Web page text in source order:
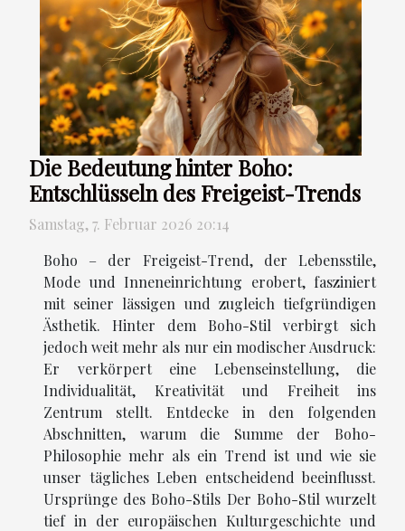
Die Bedeutung hinter Boho:
Entschlüsseln des Freigeist-Trends
Samstag, 7. Februar 2026 20:14
Boho – der Freigeist-Trend, der Lebensstile,
Mode und Inneneinrichtung erobert, fasziniert
mit seiner lässigen und zugleich tiefgründigen
Ästhetik. Hinter dem Boho-Stil verbirgt sich
jedoch weit mehr als nur ein modischer Ausdruck:
Er verkörpert eine Lebenseinstellung, die
Individualität, Kreativität und Freiheit ins
Zentrum stellt. Entdecke in den folgenden
Abschnitten, warum die Summe der Boho-
Philosophie mehr als ein Trend ist und wie sie
unser tägliches Leben entscheidend beeinflusst.
Ursprünge des Boho-Stils Der Boho-Stil wurzelt
tief in der europäischen Kulturgeschichte und